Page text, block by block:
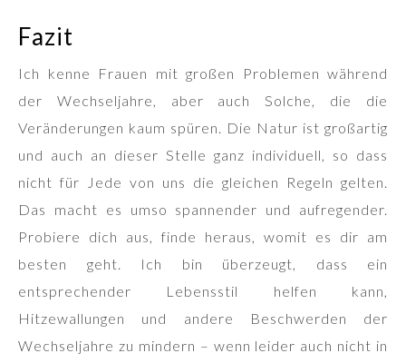
Fazit
Ich kenne Frauen mit großen Problemen während
der Wechseljahre, aber auch Solche, die die
Veränderungen kaum spüren. Die Natur ist großartig
und auch an dieser Stelle ganz individuell, so dass
nicht für Jede von uns die gleichen Regeln gelten.
Das macht es umso spannender und aufregender.
Probiere dich aus, finde heraus, womit es dir am
besten geht. Ich bin überzeugt, dass ein
entsprechender Lebensstil helfen kann,
Hitzewallungen und andere Beschwerden der
Wechseljahre zu mindern – wenn leider auch nicht in